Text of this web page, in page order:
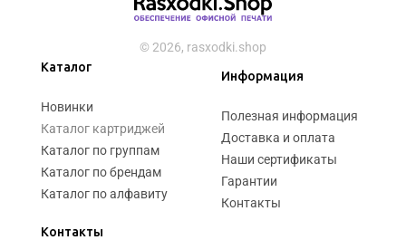
© 2026, rasxodki.shop
Каталог
Новинки
Каталог картриджей
Каталог по группам
Каталог по брендам
Каталог по алфавиту
Информация
Полезная информация
Доставка и оплата
Наши сертификаты
Гарантии
Контакты
Контакты